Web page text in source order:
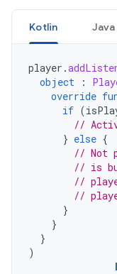
Kotlin Java
player .
object
:
override
if (
//
} else {
// Not
// is
//
//
}
}
}
)